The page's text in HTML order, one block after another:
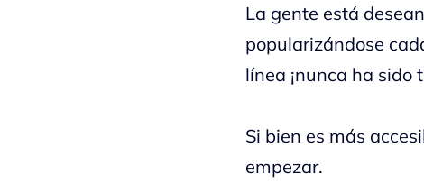
La gente está
popularizándose
línea ¡nunca ha sido
Si bien es más
empezar.